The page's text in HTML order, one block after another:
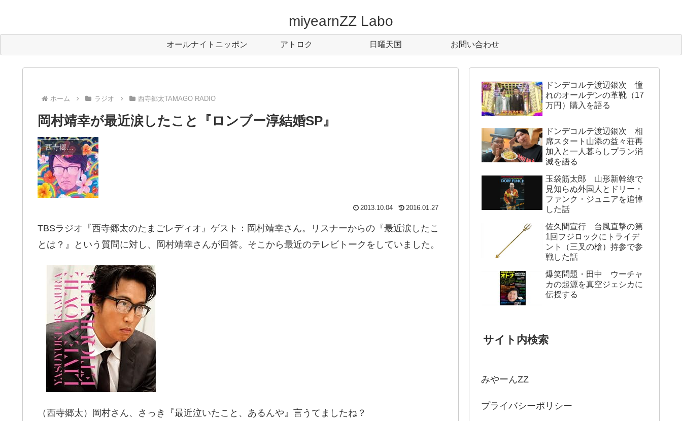
miyearnZZ Labo
オールナイトニッポン アトロク 日曜天国 お問い合わせ
ホーム ラジオ 西寺郷太TAMAGO RADIO
岡村靖幸が最近涙したこと『ロンブー淳結婚SP』
西寺郷太TAMAGO RADIO
2013.10.04 2016.01.27
TBSラジオ『西寺郷太のたまごレディオ』ゲスト：岡村靖幸さん。リスナーからの『最近涙したこ
とは？』という質問に対し、岡村靖幸さんが回答。そこから最近のテレビトークをしていました。
（西寺郷太）岡村さん、さっき『最近泣いたこと、あるんや』言うてましたね？
ドンデコルテ渡辺銀次 憧
れのオールデンの革靴（17
万円）購入を語る
ドンデコルテ渡辺銀次 相
席スタート山添の益々荘再
加入と一人暮らしプラン消
滅を語る
玉袋筋太郎 山形新幹線で
見知らぬ外国人とドリー・
ファンク・ジュニアを追悼
した話
佐久間宣行 台風直撃の第
1回フジロックにトライデ
ント（三叉の槍）持参で参
戦した話
爆笑問題・田中 ウーチャ
カの起源を真空ジェシカに
伝授する
サイト内検索
みやーんZZ
プライバシーポリシー